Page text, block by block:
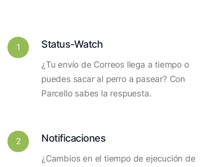
1 Status-Watch
¿Tu envío de Correos llega a tiempo o
puedes sacar al perro a pasear? Con
Parcello sabes la respuesta.
2 Notificaciones
¿Cambios en el tiempo de ejecución de